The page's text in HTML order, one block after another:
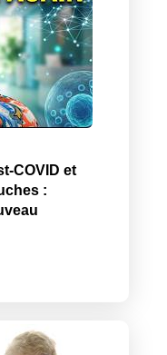
COVID et
: